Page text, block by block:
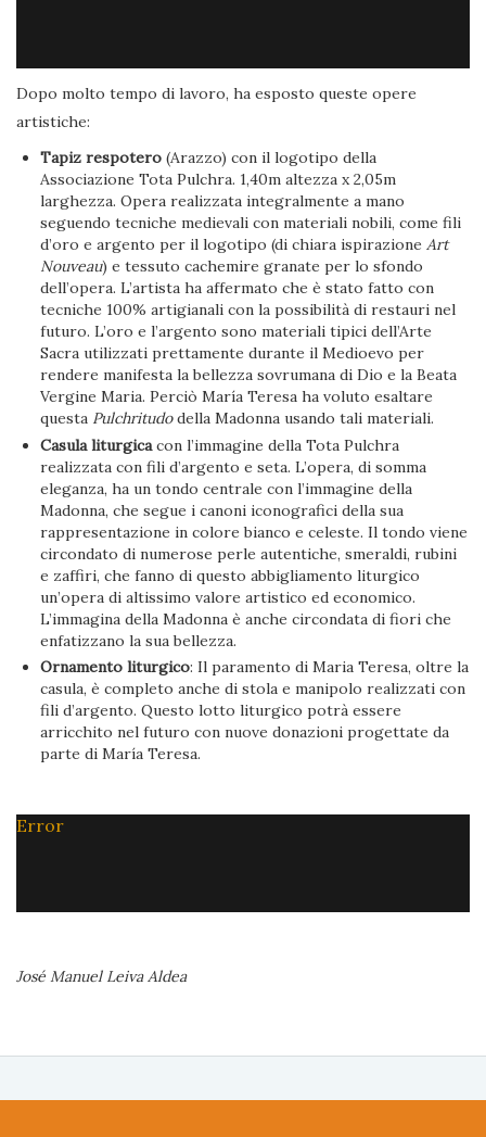
Dopo molto tempo di lavoro, ha esposto queste opere
artistiche:
Tapiz respotero (Arazzo) con il logotipo della
Associazione Tota Pulchra. 1,40m altezza x 2,05m
larghezza. Opera realizzata integralmente a mano
seguendo tecniche medievali con materiali nobili, come fili
d’oro e argento per il logotipo (di chiara ispirazioneArt
Nouveau) e tessuto cachemire granate per lo sfondo
dell’opera. L’artista ha affermato che è stato fatto con
tecniche 100% artigianali con la possibilità di restauri nel
futuro. L’oro e l’argento sono materiali tipici dell’Arte
Sacra utilizzati prettamente durante il Medioevo per
rendere manifesta la bellezza sovrumana di Dio e la Beata
Vergine Maria. Perciò María Teresa ha voluto esaltare
questa Pulchritudodella Madonna usando tali materiali.
Casula liturgicacon l’immagine della Tota Pulchra
realizzata con fili d’argento e seta. L’opera, di somma
eleganza, ha un tondo centrale con l’immagine della
Madonna, che segue i canoni iconografici della sua
rappresentazione in colore bianco e celeste. Il tondo viene
circondato di numerose perle autentiche, smeraldi, rubini
e zaffiri, che fanno di questo abbigliamento liturgico
un’opera di altissimo valore artistico ed economico.
L’immagina della Madonna è anche circondata di fiori che
enfatizzano la sua bellezza.
Ornamento liturgico: Il paramento di Maria Teresa, oltre la
casula, è completo anche di stola e manipolo realizzati con
fili d’argento. Questo lotto liturgico potrà essere
arricchito nel futuro con nuove donazioni progettate da
parte di María Teresa.
Error
José Manuel Leiva Aldea